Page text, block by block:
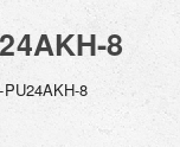
8
8